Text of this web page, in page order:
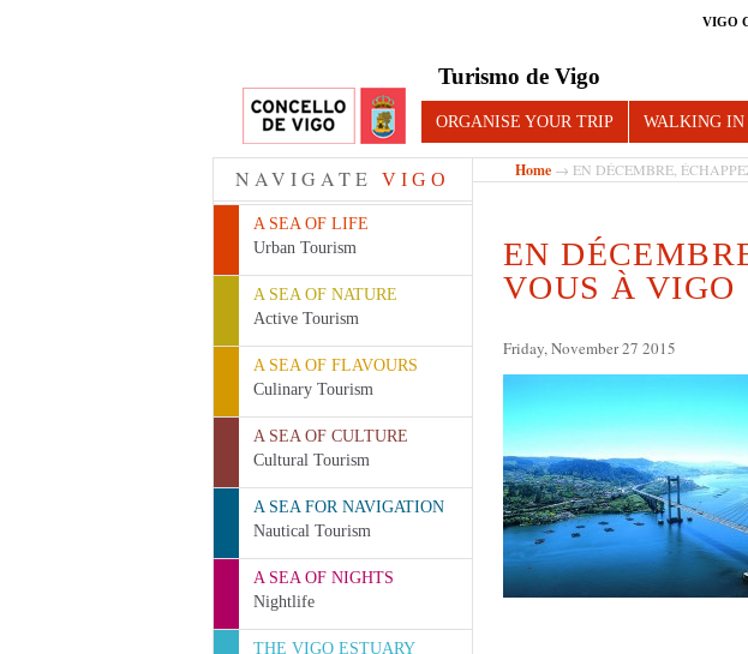
VIGO
Turismo de Vigo
ORGANISE YOUR TRIP WALKING IN
NAVIGATE VIGO
A SEA OF LIFE
Urban Tourism
A SEA OF NATURE
Active Tourism
A SEA OF FLAVOURS
Culinary Tourism
A SEA OF CULTURE
Cultural Tourism
A SEA FOR NAVIGATION
Nautical Tourism
A SEA OF NIGHTS
Nightlife
THE VIGO ESTUARY
Home → EN DÉCEMBRE,
EN
VOUS À VIGO
Friday, November 27 2015